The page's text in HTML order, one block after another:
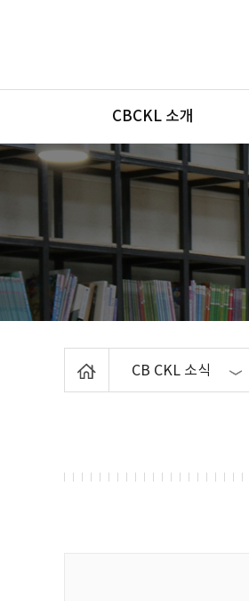
메뉴
CBCKL 소개
CB CKL 소식